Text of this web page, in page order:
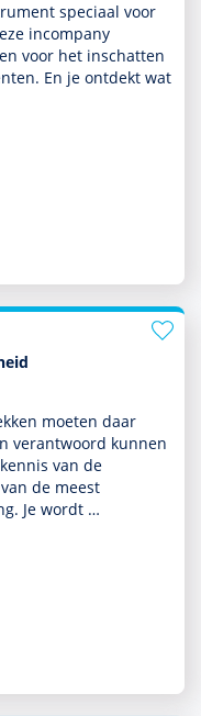
speciaal voor
incompany
voor het inschatten
En je ontdekt wat
moeten daar
verant­woord kunnen
van de
de meest
Je wordt …